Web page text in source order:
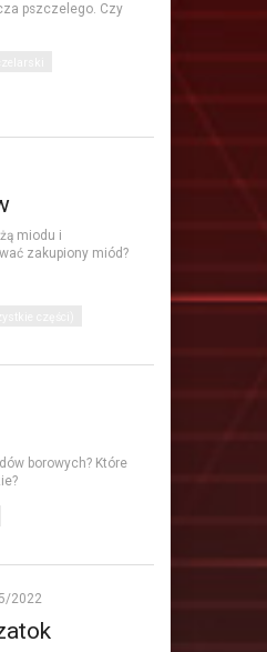
pszczelego. Czy
miodu i
zakupiony miód?
borowych? Które
2022